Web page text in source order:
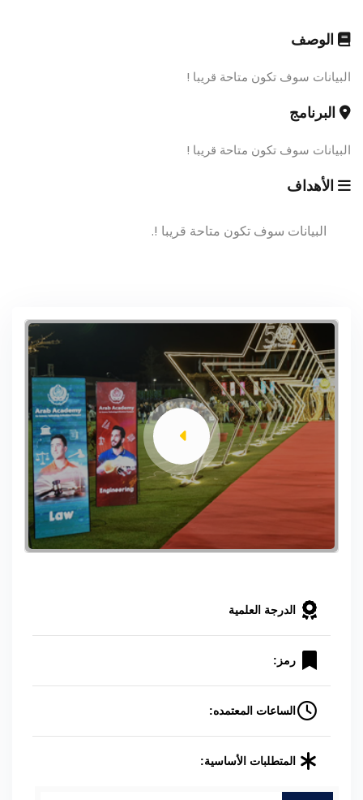
الوصف
البيانات سوف تكون متاحة قريبا !
البرنامج
البيانات سوف تكون متاحة قريبا !
الأهداف
البيانات سوف تكون متاحة قريبا !.
الدرجة العلمية
رمز:
الساعات المعتمده:
المتطلبات الأساسية: